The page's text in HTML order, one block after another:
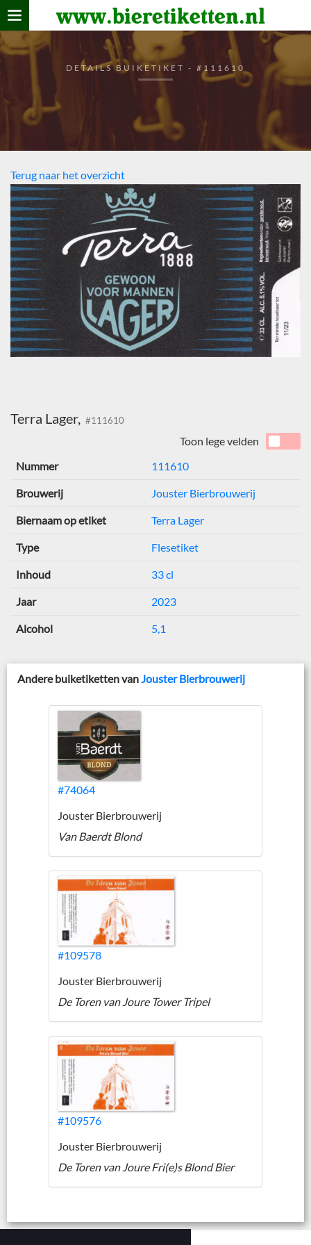
www.bieretiketten.nl
Home
verzamelen
De bierkaart
Bezoekers
DETAILS BUIKETIKET - #111610
Terug naar het overzicht
Terra Lager, #111610
Toon lege velden
Nummer
111610
Brouwerij Jouster Bierbrouwerij
Biernaam op etiket Terra Lager
Type Flesetiket
Inhoud 33 cl
Jaar 2023
Alcohol 5,1
Andere buiketiketten vanJouster Bierbrouwerij
#74064
Jouster Bierbrouwerij
Van Baerdt Blond
#109578
Jouster Bierbrouwerij
De Toren van Joure Tower Tripel
#109576
Jouster Bierbrouwerij
De Toren van Joure Fri(e)s Blond Bier